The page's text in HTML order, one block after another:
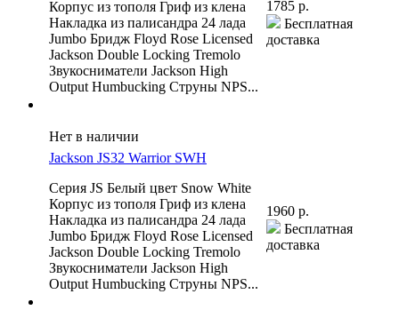
Корпус из тополя Гриф из клена
Накладка из палисандра 24 лада
Jumbo Бридж Floyd Rose Licensed
Jackson Double Locking Tremolo
Звукосниматели Jackson High
Output Humbucking Струны NPS...
1785 р.
Бесплатная
доставка
Нет в наличии
Jackson JS32 Warrior SWH
Серия JS Белый цвет Snow White
Корпус из тополя Гриф из клена
Накладка из палисандра 24 лада
Jumbo Бридж Floyd Rose Licensed
Jackson Double Locking Tremolo
Звукосниматели Jackson High
Output Humbucking Струны NPS...
1960 р.
Бесплатная
доставка